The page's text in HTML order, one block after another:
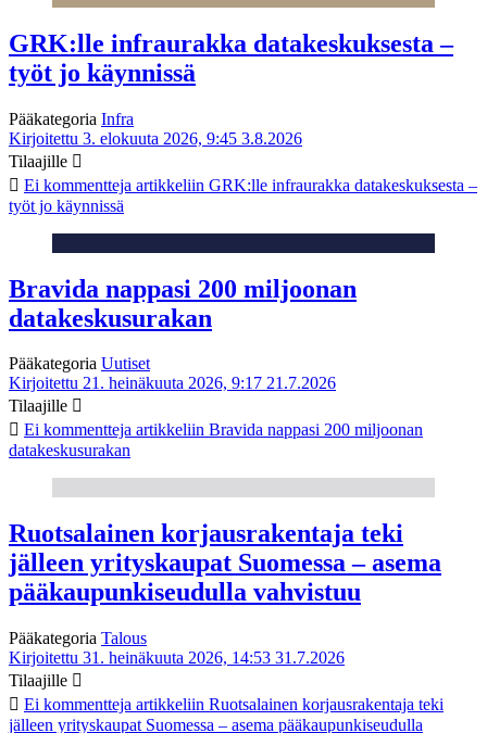
GRK:lle infraurakka datakeskuksesta –
työt jo käynnissä
Pääkategoria Infra
Kirjoitettu 3. elokuuta 2026, 9:45 3.8.2026
Tilaajille
Ei kommentteja artikkeliin GRK:lle infraurakka datakeskuksesta –
työt jo käynnissä
Bravida nappasi 200 miljoonan
datakeskusurakan
Pääkategoria Uutiset
Kirjoitettu 21. heinäkuuta 2026, 9:17 21.7.2026
Tilaajille
Ei kommentteja artikkeliin Bravida nappasi 200 miljoonan
datakeskusurakan
Ruotsalainen korjausrakentaja teki
jälleen yrityskaupat Suomessa – asema
pääkaupunkiseudulla vahvistuu
Pääkategoria Talous
Kirjoitettu 31. heinäkuuta 2026, 14:53 31.7.2026
Tilaajille
Ei kommentteja artikkeliin Ruotsalainen korjausrakentaja teki
jälleen yrityskaupat Suomessa – asema pääkaupunkiseudulla